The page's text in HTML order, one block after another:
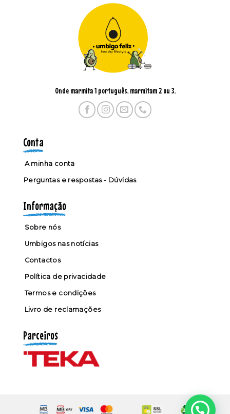
Onde marmita 1 português, marmitam 2 ou 3.
Conta
A minha conta
Perguntas e respostas - Dúvidas
Informação
Sobre nós
Umbigos nas notícias
Contactos
Política de privacidade
Termos e condições
Livro de reclamações
Parceiros